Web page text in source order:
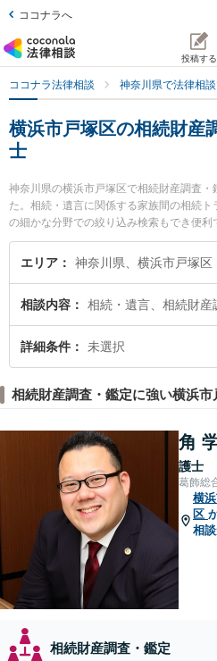
ココナラへ
投稿する
ココナラ法律相談 神奈川県で法律相
横浜市戸塚区の相続財産
士
神奈川県の横浜市戸塚区で相続財産調査
た。相続・遺言に関係する家族間の相続
の細かな分野での絞り込み検索もでき便
西村 紀子弁護士のプロフィール情報や弁
す。『横浜市戸塚区で土日や夜間に発生
相談できる横浜市戸塚区内の弁護士に相
さんにおすすめです。
エリア 神奈川県、横浜市戸塚区
相談内容 相続・遺言、相続財産
詳細条件 未選択
相続財産調査・鑑定に強い横浜
角
護士
葛飾総
横
区
相
相続財産調査・鑑定